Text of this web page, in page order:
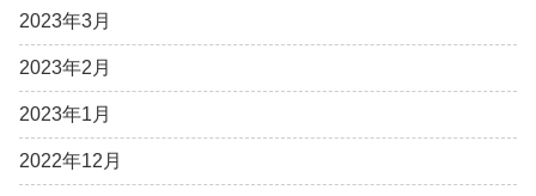
2023年3月
2023年2月
2023年1月
2022年12月